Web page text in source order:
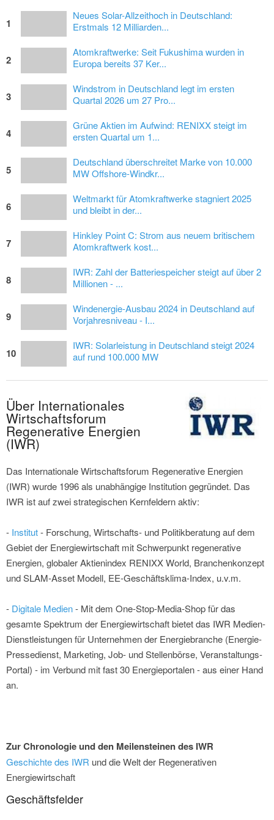
1
Neues Solar-Allzeithoch in Deutschland:
Erstmals 12 Milliarden...
2
Atomkraftwerke: Seit Fukushima wurden in
Europa bereits 37 Ker...
3
Windstrom in Deutschland legt im ersten
Quartal 2026 um 27 Pro...
4
Grüne Aktien im Aufwind: RENIXX steigt im
ersten Quartal um 1...
5
Deutschland überschreitet Marke von 10.000
MW Offshore-Windkr...
6
Weltmarkt für Atomkraftwerke stagniert 2025
und bleibt in der...
7
Hinkley Point C: Strom aus neuem britischem
Atomkraftwerk kost...
8
IWR: Zahl der Batteriespeicher steigt auf über 2
Millionen - ...
9
Windenergie-Ausbau 2024 in Deutschland auf
Vorjahresniveau - I...
10
IWR: Solarleistung in Deutschland steigt 2024
auf rund 100.000 MW
Über Internationales
Wirtschaftsforum
Regenerative Energien
(IWR)
Das Internationale Wirtschaftsforum Regenerative Energien
(IWR) wurde 1996 als unabhängige Institution gegründet. Das
IWR ist auf zwei strategischen Kernfeldern aktiv:
- Institut- Forschung, Wirtschafts- und Politikberatung auf dem
Gebiet der Energiewirtschaft mit Schwerpunkt regenerative
Energien, globaler Aktienindex RENIXX World, Branchenkonzept
und SLAM-Asset Modell, EE-Geschäftsklima-Index, u.v.m.
- Digitale Medien- Mit dem One-Stop-Media-Shop für das
gesamte Spektrum der Energiewirtschaft bietet das IWR Medien-
Dienstleistungen für Unternehmen der Energiebranche (Energie-
Pressedienst, Marketing, Job- und Stellenbörse, Veranstaltungs-
Portal) - im Verbund mit fast 30 Energieportalen - aus einer Hand
an.
Zur Chronologie und den Meilensteinen des IWR
Geschichte des IWR und die Welt der Regenerativen
Energiewirtschaft
Geschäftsfelder